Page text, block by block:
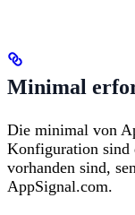
Minimal
Die minimal von
Konfiguration sind
vorhanden sind,
AppSignal.com.